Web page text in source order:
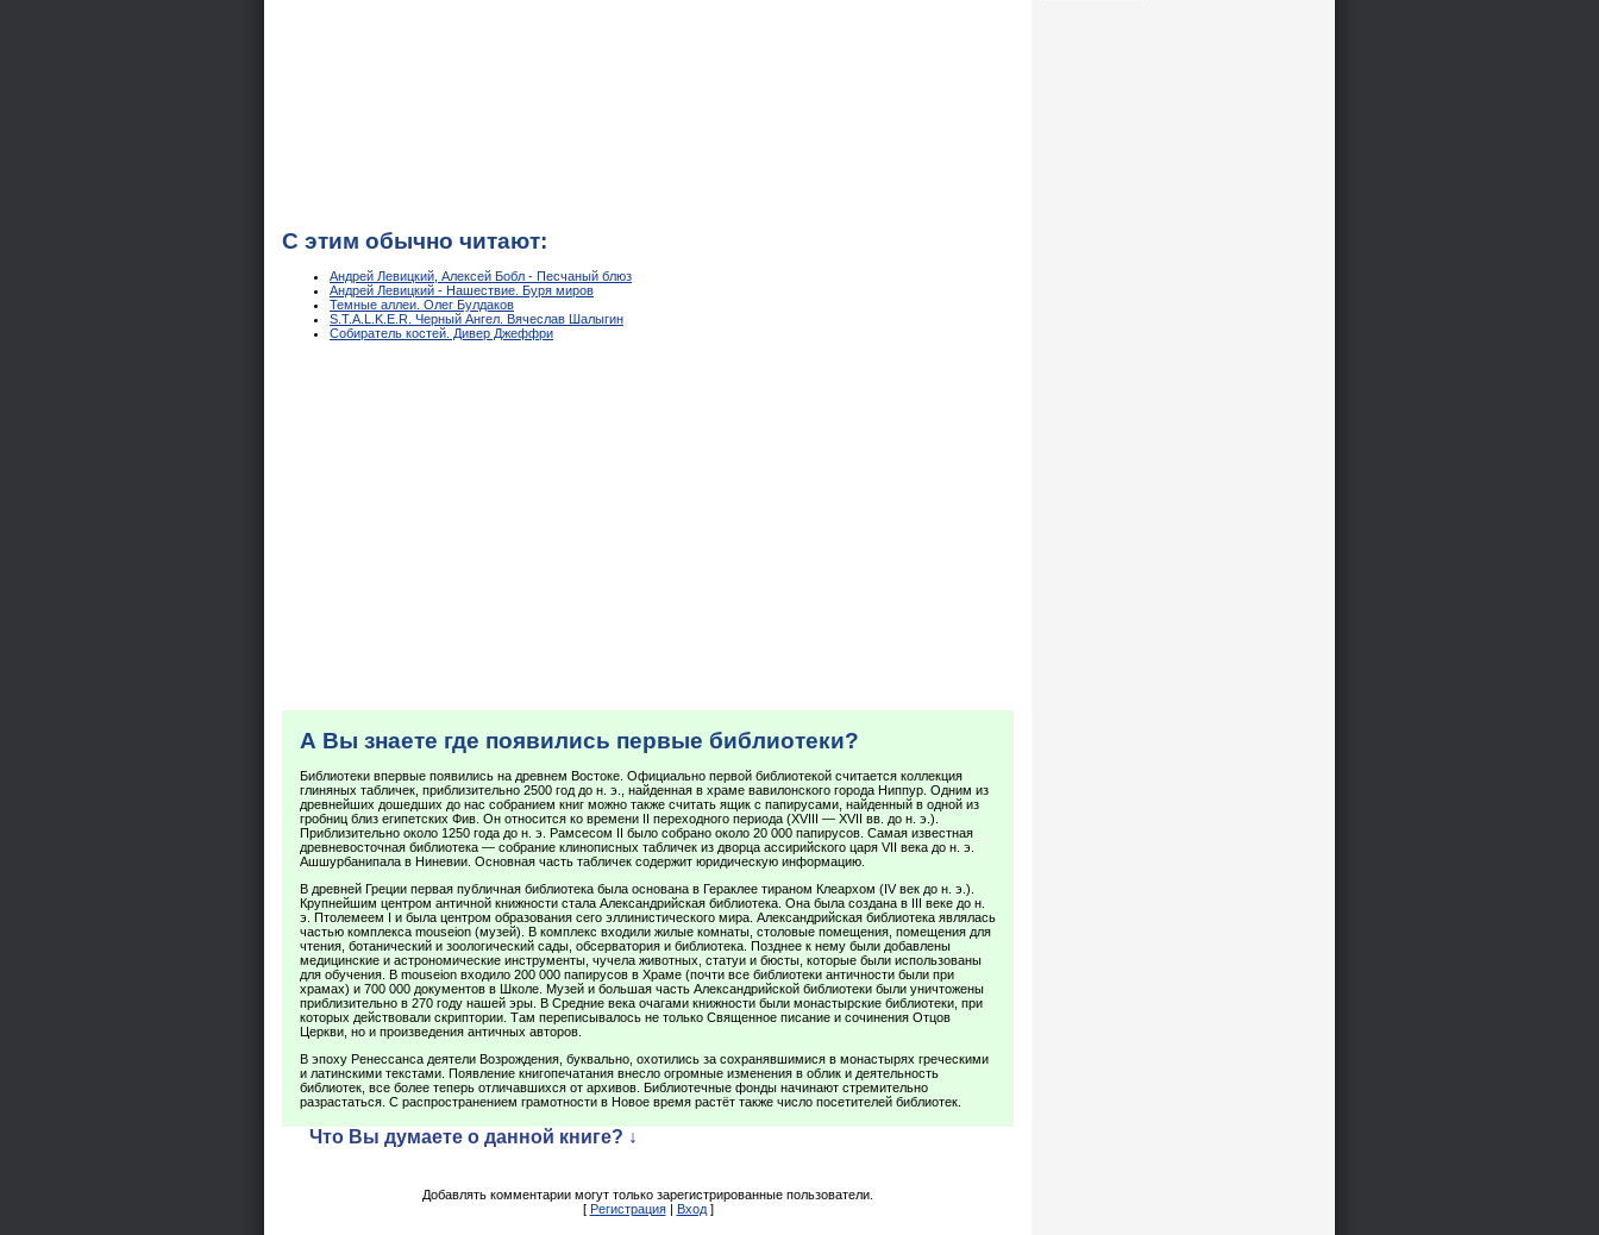
С этим обычно читают:
Андрей Левицкий, Алексей Бобл - Песчаный блюз
Андрей Левицкий - Нашествие. Буря миров
Темные аллеи. Олег Булдаков
S.T.A.L.K.E.R. Черный Ангел. Вячеслав Шалыгин
Собиратель костей. Дивер Джеффри
А Вы знаете где появились первые библиотеки?
Библиотеки впервые появились на древнем Востоке. Официально первой библиотекой считается коллекция
глиняных табличек, приблизительно 2500 год до н. э., найденная в храме вавилонского города Ниппур. Одним из
древнейших дошедших до нас собранием книг можно также считать ящик с папирусами, найденный в одной из
гробниц близ египетских Фив. Он относится ко времени II переходного периода (XVIII — XVII вв. до н. э.).
Приблизительно около 1250 года до н. э. Рамсесом II было собрано около 20 000 папирусов. Самая известная
древневосточная библиотека — собрание клинописных табличек из дворца ассирийского царя VII века до н. э.
Ашшурбанипала в Ниневии. Основная часть табличек содержит юридическую информацию.
В древней Греции первая публичная библиотека была основана в Гераклее тираном Клеархом (IV век до н. э.).
Крупнейшим центром античной книжности стала Александрийская библиотека. Она была создана в III веке до н.
э. Птолемеем I и была центром образования сего эллинистического мира. Александрийская библиотека являлась
частью комплекса mouseion (музей). В комплекс входили жилые комнаты, столовые помещения, помещения для
чтения, ботанический и зоологический сады, обсерватория и библиотека. Позднее к нему были добавлены
медицинские и астрономические инструменты, чучела животных, статуи и бюсты, которые были использованы
для обучения. В mouseion входило 200 000 папирусов в Храме (почти все библиотеки античности были при
храмах) и 700 000 документов в Школе. Музей и большая часть Александрийской библиотеки были уничтожены
приблизительно в 270 году нашей эры. В Средние века очагами книжности были монастырские библиотеки, при
которых действовали скриптории. Там переписывалось не только Священное писание и сочинения Отцов
Церкви, но и произведения античных авторов.
В эпоху Ренессанса деятели Возрождения, буквально, охотились за сохранявшимися в монастырях греческими
и латинскими текстами. Появление книгопечатания внесло огромные изменения в облик и деятельность
библиотек, все более теперь отличавшихся от архивов. Библиотечные фонды начинают стремительно
разрастаться. С распространением грамотности в Новое время растёт также число посетителей библиотек.
Что Вы думаете о данной книге? ↓
Добавлять комментарии могут только зарегистрированные пользователи.
[ Регистрация| Вход]